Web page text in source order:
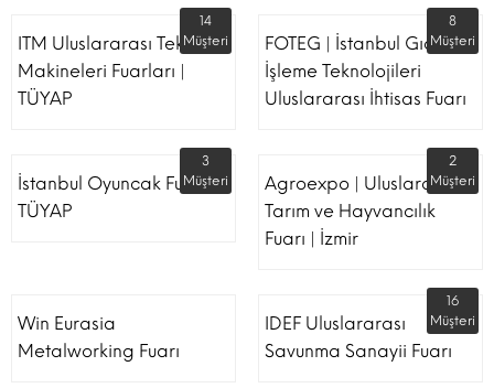
ITM Uluslararası Tekstil
Makineleri Fuarları |
TÜYAP
14
Müşteri
FOTEG | İstanbul Gıda
İşleme Teknolojileri
Uluslararası İhtisas Fuarı
8
Müşteri
İstanbul Oyuncak Fuarı -
TÜYAP
3
Müşteri
Agroexpo | Uluslararası
Tarım ve Hayvancılık
Fuarı | İzmir
2
Müşteri
Win Eurasia
Metalworking Fuarı
IDEF Uluslararası
Savunma Sanayii Fuarı
16
Müşteri